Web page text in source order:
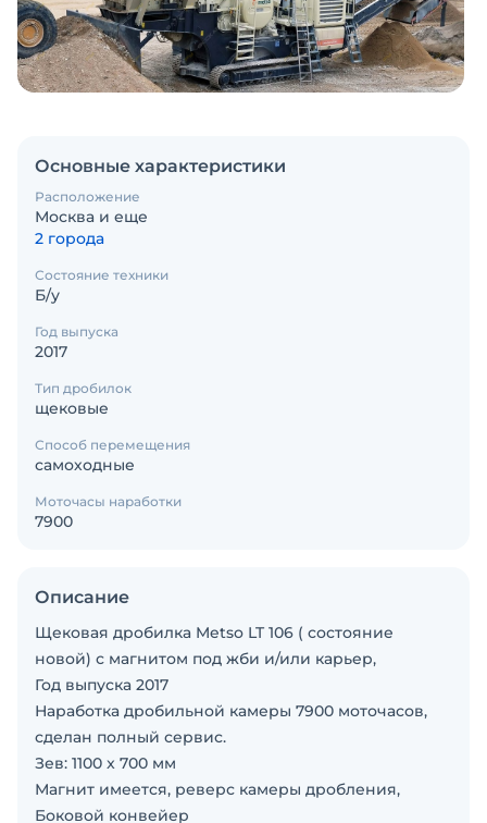
Основные характеристики
Расположение
Москва и еще
2 города
Состояние техники
Б/у
Год выпуска
2017
Тип дробилок
щековые
Способ перемещения
самоходные
Моточасы наработки
7900
Описание
Щековая дробилка Metso LT 106 ( состояние
новой) с магнитом под жби и/или карьер,
Год выпуска 2017
Наработка дробильной камеры 7900 моточасов,
сделан полный сервис.
Зев: 1100 x 700 мм
Магнит имеется, реверс камеры дробления,
Боковой конвейер